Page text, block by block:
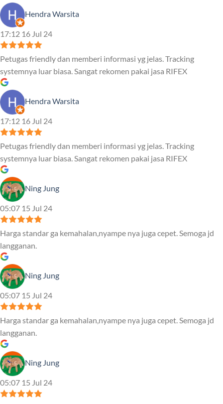
Hendra Warsita
17:12 16 Jul 24
Petugas friendly dan memberi informasi yg jelas. Tracking
systemnya luar biasa. Sangat rekomen pakai jasa RIFEX
Hendra Warsita
17:12 16 Jul 24
Petugas friendly dan memberi informasi yg jelas. Tracking
systemnya luar biasa. Sangat rekomen pakai jasa RIFEX
Ning Jung
05:07 15 Jul 24
Harga standar ga kemahalan,nyampe nya juga cepet. Semoga jd
langganan.
Ning Jung
05:07 15 Jul 24
Harga standar ga kemahalan,nyampe nya juga cepet. Semoga jd
langganan.
Ning Jung
05:07 15 Jul 24